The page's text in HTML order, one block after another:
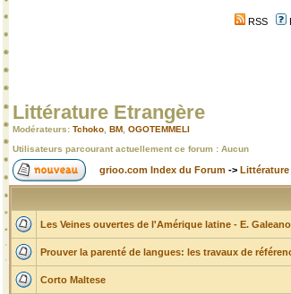
RSS
Littérature Etrangère
Modérateurs: Tchoko BM OGOTEMMELI
Utilisateurs parcourant actuellement ce forum : Aucun
grioo.com Index du Forum -> Littérature
Les Veines ouvertes de l'Amérique latine - E. Galeano
Prouver la parenté de langues: les travaux de
Corto Maltese